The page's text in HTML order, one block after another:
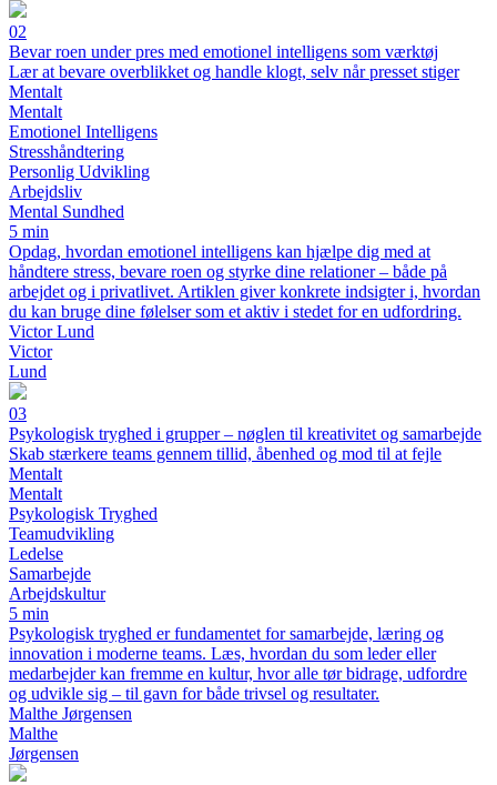
02
Bevar roen under pres med emotionel intelligens som værktøj
Lær at bevare overblikket og handle klogt, selv når presset stiger
Mentalt
Mentalt
Emotionel Intelligens
Stresshåndtering
Personlig Udvikling
Arbejdsliv
Mental Sundhed
5 min
Opdag, hvordan emotionel intelligens kan hjælpe dig med at
håndtere stress, bevare roen og styrke dine relationer – både på
arbejdet og i privatlivet. Artiklen giver konkrete indsigter i, hvordan
du kan bruge dine følelser som et aktiv i stedet for en udfordring.
Victor Lund
Victor
Lund
03
Psykologisk tryghed i grupper – nøglen til kreativitet og samarbejde
Skab stærkere teams gennem tillid, åbenhed og mod til at fejle
Mentalt
Mentalt
Psykologisk Tryghed
Teamudvikling
Ledelse
Samarbejde
Arbejdskultur
5 min
Psykologisk tryghed er fundamentet for samarbejde, læring og
innovation i moderne teams. Læs, hvordan du som leder eller
medarbejder kan fremme en kultur, hvor alle tør bidrage, udfordre
og udvikle sig – til gavn for både trivsel og resultater.
Malthe Jørgensen
Malthe
Jørgensen